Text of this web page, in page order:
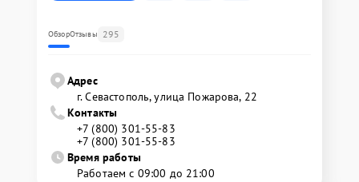
ОбзорОтзывы 295
Адрес
г. Севастополь, улица Пожарова, 22
Контакты
+7 (800) 301-55-83
+7 (800) 301-55-83
Время работы
Работаем с 09:00 до 21:00